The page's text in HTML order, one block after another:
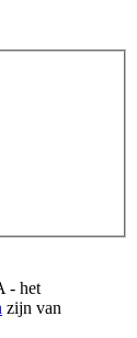
- het
zijn van